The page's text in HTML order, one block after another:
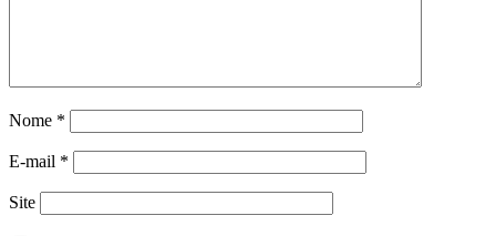
Nome *
E-mail *
Site